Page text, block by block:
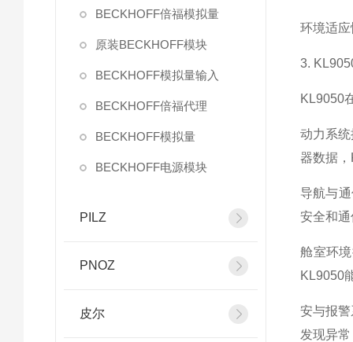
BECKHOFF倍福模拟量
原装BECKHOFF模块
BECKHOFF模拟量输入
BECKHOFF倍福代理
BECKHOFF模拟量
BECKHOFF电源模块
PILZ
PNOZ
皮尔
环境适
3.
KL9050
动力系
器数据
导航与
安全和
舱室环
KL9050
安与报
发现异